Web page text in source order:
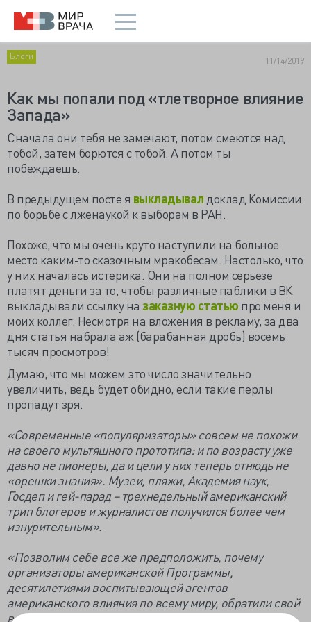
Блоги 11/14/2019
Как мы попали под «тлетворное влияние
Запада»
Сначала они тебя не замечают, потом смеются над
тобой, затем борются с тобой. А потом ты
побеждаешь.
В предыдущем посте я выкладывал доклад Комиссии
по борьбе с лженаукой к выборам в РАН.
Похоже, что мы очень круто наступили на больное
место каким-то сказочным мракобесам. Настолько, что
у них началась истерика. Они на полном серьезе
платят деньги за то, чтобы различные паблики в ВК
выкладывали ссылку на заказную статью про меня и
моих коллег. Несмотря на вложения в рекламу, за два
дня статья набрала аж (барабанная дробь) восемь
тысяч просмотров!
Думаю, что мы можем это число значительно
увеличить, ведь будет обидно, если такие перлы
пропадут зря.
«Современные «популяризаторы» совсем не похожи
на своего мультяшного прототипа: и по возрасту уже
давно не пионеры, да и цели у них теперь отнюдь не
«орешки знания». Музеи, пляжи, Академия наук,
Госдеп и гей-парад – трехнедельный американский
трип блогеров и журналистов получился более чем
изнурительным».
«Позволим себе все же предположить, почему
организаторы американской Программы,
десятилетиями воспитывающей агентов
американского влияния по всему миру, обратили свой
вездесущий взор на российских «популяризаторов